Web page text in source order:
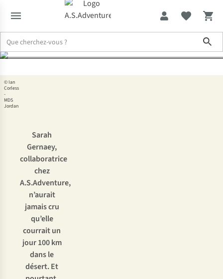
100 km dans le désert
© Ian
Corless
-
MDS
Jordan
Sarah
Gernaey,
collaboratrice
chez
A.S.Adventure,
n’aurait
jamais cru
qu’elle
courrait un
jour 100 km
dans le
désert. Et